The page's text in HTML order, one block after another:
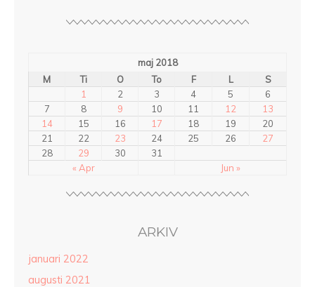
maj 2018
M
Ti O To F L S
« Apr Jun »
1 2 3 4 5
6
7
8 9 10 11 12
13
14
15 16 17 18 19
20
21
22 23 24 25 26
27
28
29 30 31
ARKIV
januari 2022
augusti 2021